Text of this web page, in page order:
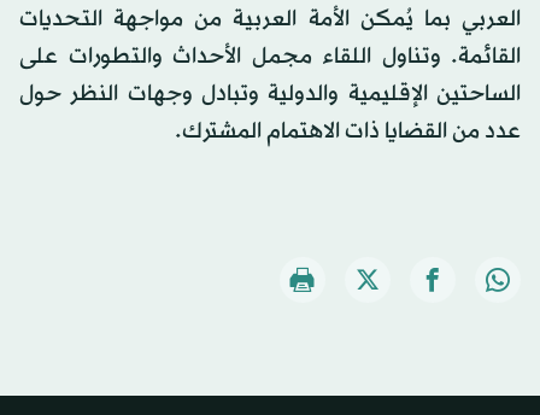
العربي بما يُمكن الأمة العربية من مواجهة التحديات
القائمة. وتناول اللقاء مجمل الأحداث والتطورات على
الساحتين الإقليمية والدولية وتبادل وجهات النظر حول
عدد من القضايا ذات الاهتمام المشترك.